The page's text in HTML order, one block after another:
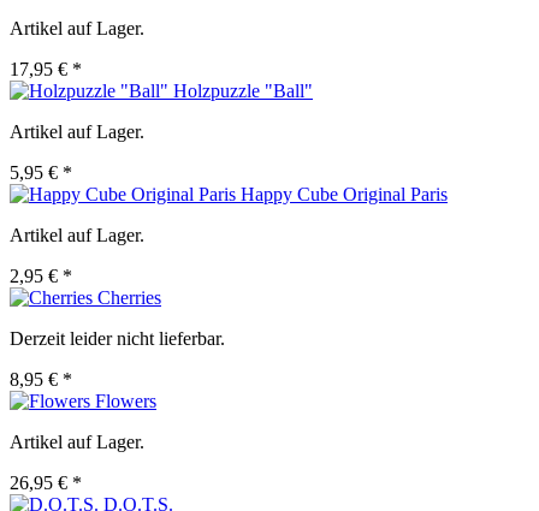
Artikel auf Lager.
17,95 € *
Holzpuzzle "Ball"
Artikel auf Lager.
5,95 € *
Happy Cube Original Paris
Artikel auf Lager.
2,95 € *
Cherries
Derzeit leider nicht lieferbar.
8,95 € *
Flowers
Artikel auf Lager.
26,95 € *
D.O.T.S.